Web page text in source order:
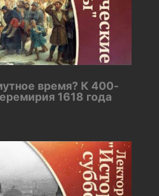
время? К 400-
1618 года